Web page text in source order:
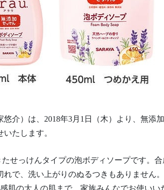
介）は、2018年3月1日（木）より、無添
たします。
せっけんタイプの泡ボディソープです。
で、洗い上がりのぬるつきもありません
の大人の肌まで、家族みんなでお使いい